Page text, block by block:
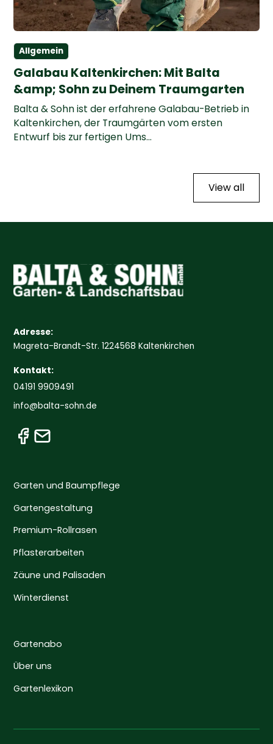
Allgemein
Galabau Kaltenkirchen: Mit Balta
&amp; Sohn zu Deinem Traumgarten
Balta & Sohn ist der erfahrene Galabau-Betrieb in
Kaltenkirchen, der Traumgärten vom ersten
Entwurf bis zur fertigen Ums...
View all
Adresse:
Magreta-Brandt-Str. 1224568 Kaltenkirchen
Kontakt:
04191 9909491
info@balta-sohn.de
Garten und Baumpflege
Gartengestaltung
Premium-Rollrasen
Pflasterarbeiten
Zäune und Palisaden
Winterdienst
Gartenabo
Über uns
Gartenlexikon